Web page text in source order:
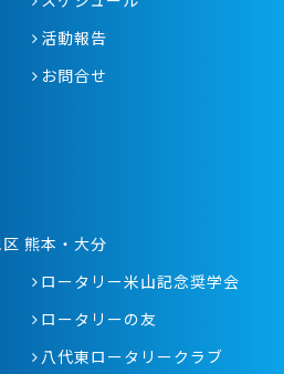
活動報告
お問合せ
熊本・大分
ロータリー米山記念奨学会
ロータリーの友
八代東ロータリークラブ